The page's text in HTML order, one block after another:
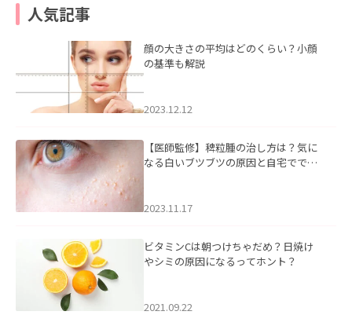
人気記事
顔の大きさの平均はどのくらい？小顔
の基準も解説
2023.12.12
【医師監修】稗粒腫の治し方は？気に
なる白いブツブツの原因と自宅ででき
2023.11.17
ビタミンCは朝つけちゃだめ？日焼け
やシミの原因になるってホント？
2021.09.22